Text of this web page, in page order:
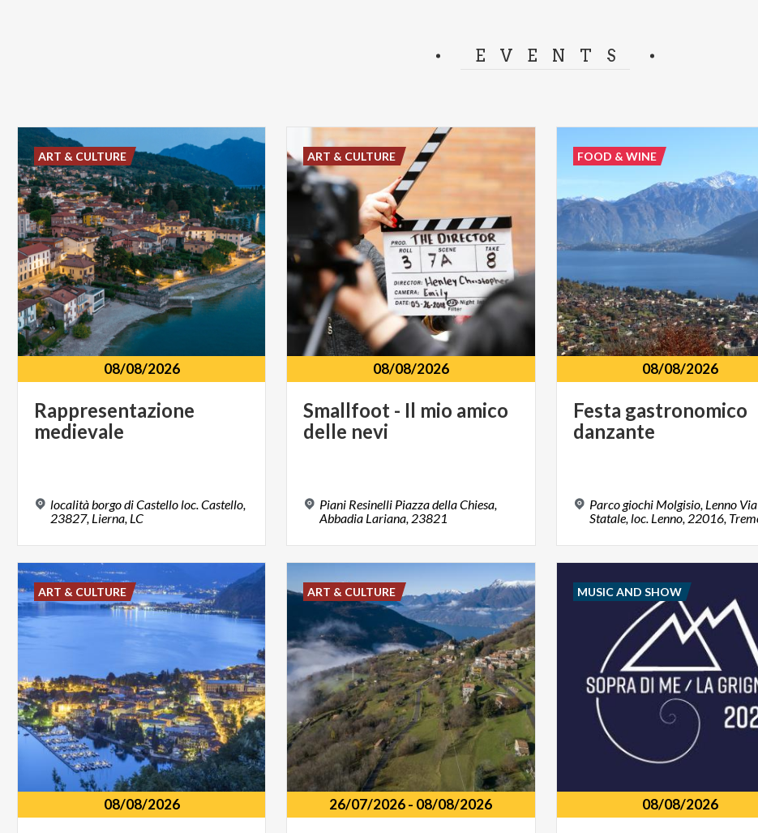
EVENTS
08/08/2026
Rappresentazione
medievale
località borgo di Castello loc. Castello,
23827, Lierna, LC
ART & CULTURE
08/08/2026
Smallfoot - Il mio amico
delle nevi
Piani Resinelli Piazza della Chiesa,
Abbadia Lariana, 23821
ART & CULTURE
08/08/2026
Festa gastronomico
danzante
Parco giochi Molgisio, Lenno Via
FOOD & WINE
08/08/2026
ART & CULTURE
26/07/2026- 08/08/2026
ART & CULTURE
08/08/2026
MUSIC AND SHOW